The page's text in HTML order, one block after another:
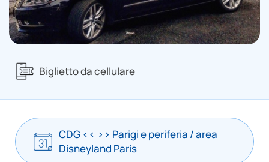
Biglietto da cellulare
CDG << >> Parigi e periferia / area
Disneyland Paris